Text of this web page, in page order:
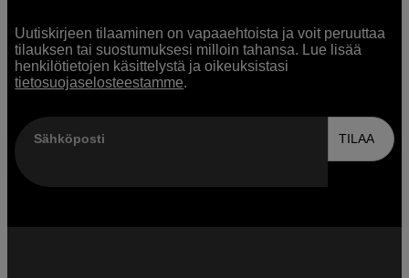
Uutiskirjeen tilaaminen on vapaaehtoista ja voit peruuttaa
tilauksen tai suostumuksesi milloin tahansa. Lue lisää
henkilötietojen käsittelystä ja oikeuksistasi
tietosuojaselosteestamme.
Sähköposti TILAA